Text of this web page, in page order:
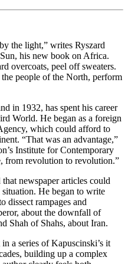
the light,” writes Ryszard
his new book on Africa.
overcoats, peel off sweaters.
people of the North, perform
in 1932, has spent his career
World. He began as a foreign
which could afford to
“That was an advantage,”
Institute for Contemporary
from revolution to revolution.”
newspaper articles could
He began to write
dissect rampages and
about the downfall of
Shah of Shahs, about Iran.
a series of Kapuscinski’s it
building up a complex